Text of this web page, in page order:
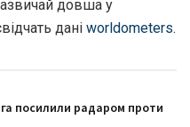
довша у
дані worldometers.
посилили радаром проти